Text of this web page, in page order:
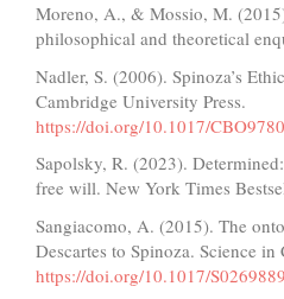
Moreno, A., & Mossio, M.
philosophical and theoretical
Nadler, S. (2006). Spinoza’s
Cambridge University Press.
https://doi.org/10.1017/
Sapolsky, R. (2023).
free will. New York Times
Sangiacomo, A. (2015). The
Descartes to Spinoza. Science
https://doi.org/10.1017/